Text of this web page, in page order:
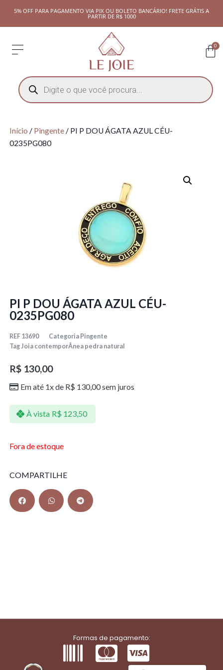
5% OFF PARA PAGAMENTO VIA PIX OU BOLETO BANCÁRIO! FRETE GRÁTIS A
PARTIR DE R$ 1000
0
Início / Pingente/ PI P DOU ÁGATA AZUL CÉU-
0235PG080
PI P DOU ÁGATA AZUL CÉU-
0235PG080
REF 13690 Categoria Pingente
Tag Joia contemporÂnea pedra natural
R$130,00
Em até 1x de R$ 130,00sem juros
À vista R$ 123,50
Fora de estoque
COMPARTILHE
Formas de pagamento: